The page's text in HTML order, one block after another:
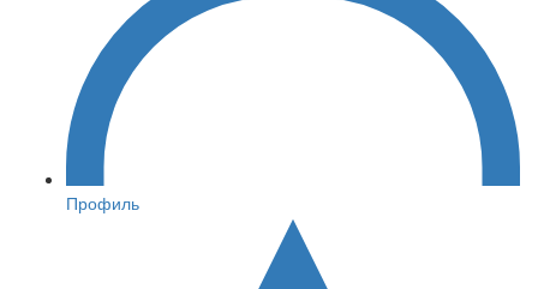
Профиль